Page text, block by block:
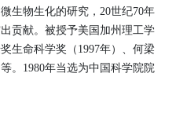
物生化的研究，20世纪70年
贡献。被授予美国加州理工学
生命科学奖（1997年）、何梁
。1980年当选为中国科学院院